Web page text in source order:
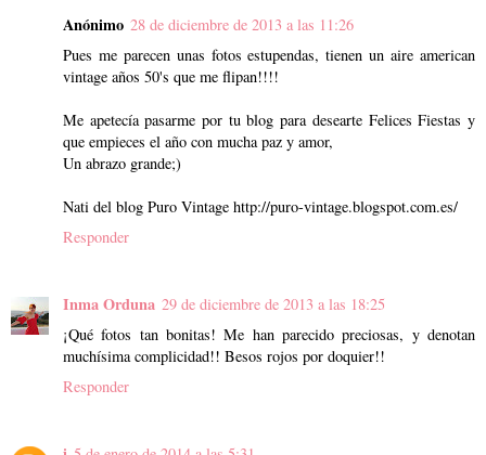
Anónimo 28 de diciembre de 2013 a las 11:26
Pues me parecen unas fotos estupendas, tienen un aire american
vintage años 50's que me flipan!!!!
Me apetecía pasarme por tu blog para desearte Felices Fiestas y
que empieces el año con mucha paz y amor,
Un abrazo grande;)
Nati del blog Puro Vintage http://puro-vintage.blogspot.com.es/
Responder
Inma Orduna 29 de diciembre de 2013 a las 18:25
¡Qué fotos tan bonitas! Me han parecido preciosas, y denotan
muchísima complicidad!! Besos rojos por doquier!!
Responder